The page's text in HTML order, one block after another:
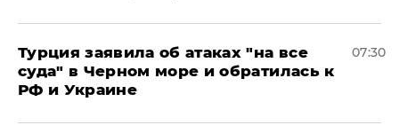
Турция заявила об атаках "на все
суда" в Черном море и обратилась к
РФ и Украине
07:30